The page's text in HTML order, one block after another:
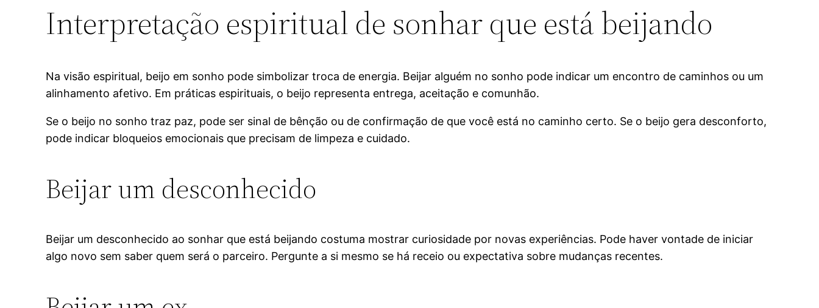
Interpretação espiritual de sonhar que está beijando
Na visão espiritual, beijo em sonho pode simbolizar troca de energia. Beijar alguém no sonho pode indicar um encontro de caminhos ou um
alinhamento afetivo. Em práticas espirituais, o beijo representa entrega, aceitação e comunhão.
Se o beijo no sonho traz paz, pode ser sinal de bênção ou de confirmação de que você está no caminho certo. Se o beijo gera desconforto,
pode indicar bloqueios emocionais que precisam de limpeza e cuidado.
Beijar um desconhecido
Beijar um desconhecido ao sonhar que está beijando costuma mostrar curiosidade por novas experiências. Pode haver vontade de iniciar
algo novo sem saber quem será o parceiro. Pergunte a si mesmo se há receio ou expectativa sobre mudanças recentes.